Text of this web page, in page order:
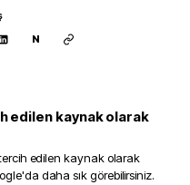
N
edilen kaynak olarak
edilen kaynak olarak
daha sık görebilirsiniz.